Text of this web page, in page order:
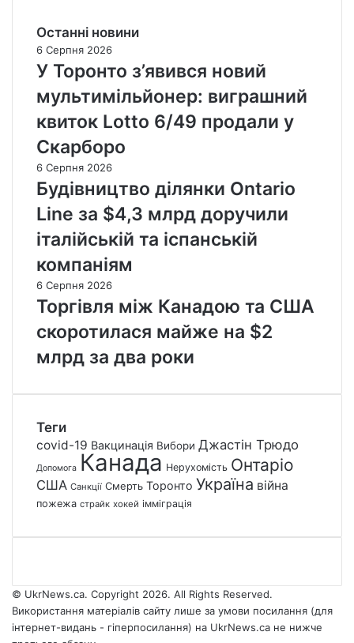
Останні новини
6 Серпня 2026
У Торонто з’явився новий
мультимільйонер: виграшний
квиток Lotto 6/49 продали у
Скарборо
6 Серпня 2026
Будівництво ділянки Ontario
Line за $4,3 млрд доручили
італійській та іспанській
компаніям
6 Серпня 2026
Торгівля між Канадою та США
скоротилася майже на $2
млрд за два роки
Теги
covid-19 Вакцинація Вибори Джастін Трюдо
Допомога Канада Нерухомість Онтаріо
США Санкції Смерть Торонто Україна війна
пожежа страйк хокей імміграція
© UkrNews.ca. Copyright 2026. All Rights Reserved.
Використання матеріалів сайту лише за умови посилання (для
інтернет-видань - гіперпосилання) на UkrNews.ca не нижче